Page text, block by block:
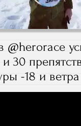
@herorace
30
-18 и